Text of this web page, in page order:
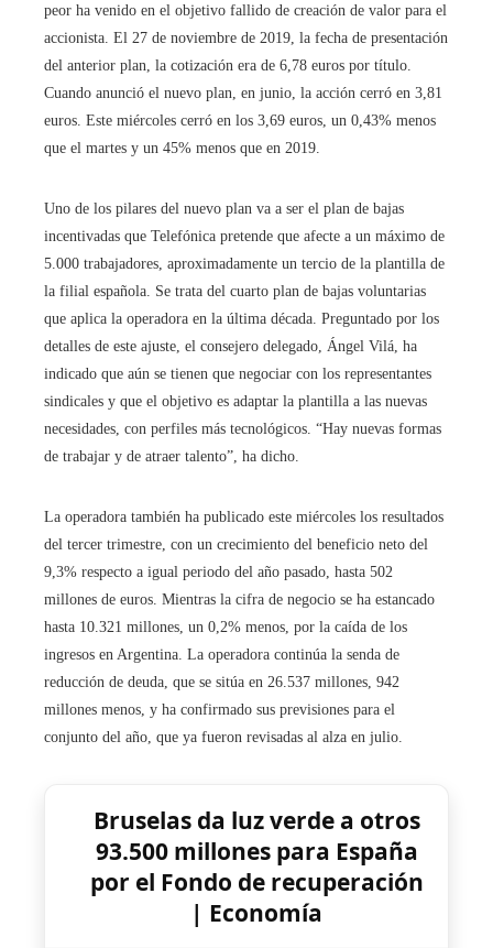
peor ha venido en el objetivo fallido de creación de valor para el
accionista. El 27 de noviembre de 2019, la fecha de presentación
del anterior plan, la cotización era de 6,78 euros por título.
Cuando anunció el nuevo plan, en junio, la acción cerró en 3,81
euros. Este miércoles cerró en los 3,69 euros, un 0,43% menos
que el martes y un 45% menos que en 2019.
Uno de los pilares del nuevo plan va a ser el plan de bajas
incentivadas que Telefónica pretende que afecte a un máximo de
5.000 trabajadores, aproximadamente un tercio de la plantilla de
la filial española. Se trata del cuarto plan de bajas voluntarias
que aplica la operadora en la última década. Preguntado por los
detalles de este ajuste, el consejero delegado, Ángel Vilá, ha
indicado que aún se tienen que negociar con los representantes
sindicales y que el objetivo es adaptar la plantilla a las nuevas
necesidades, con perfiles más tecnológicos. “Hay nuevas formas
de trabajar y de atraer talento”, ha dicho.
La operadora también ha publicado este miércoles los resultados
del tercer trimestre, con un crecimiento del beneficio neto del
9,3% respecto a igual periodo del año pasado, hasta 502
millones de euros. Mientras la cifra de negocio se ha estancado
hasta 10.321 millones, un 0,2% menos, por la caída de los
ingresos en Argentina. La operadora continúa la senda de
reducción de deuda, que se sitúa en 26.537 millones, 942
millones menos, y ha confirmado sus previsiones para el
conjunto del año, que ya fueron revisadas al alza en julio.
Bruselas da luz verde a otros
93.500 millones para España
por el Fondo de recuperación
| Economía